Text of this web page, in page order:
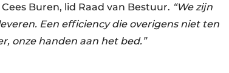
Cees Buren, lid Raad van Bestuur. “We zijn
Een efficiency die overigens niet ten
onze handen aan het bed.”